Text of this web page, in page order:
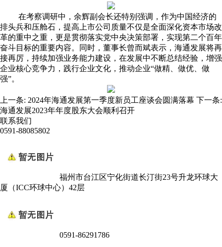
在考察调研中，余辉副会长还特别强调，作为中国经济的
排头兵和压舱石，提高上市公司质量不仅是全面深化资本市场改
革的重中之重，更是贯彻落实党中央决策部署，实现第二个百年
奋斗目标的重要内容。同时，董事长曾而斌表示，海通发展将再
接再厉，持续加强业务能力建设，在发展中不断总结经验，增强
企业核心竞争力，践行企业文化，推动企业“做精、做优、做
强”。
上一条: 2024年海通发展第一季度新员工座谈会圆满落幕 下一条:
海通发展2023年年度股东大会顺利召开
联系我们
0591-88085802
福州市台江区宁化街道长汀街23号升龙环球大
厦（ICC环球中心）42层
0591-86291786